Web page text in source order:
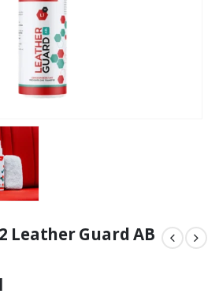
Leather Guard AB